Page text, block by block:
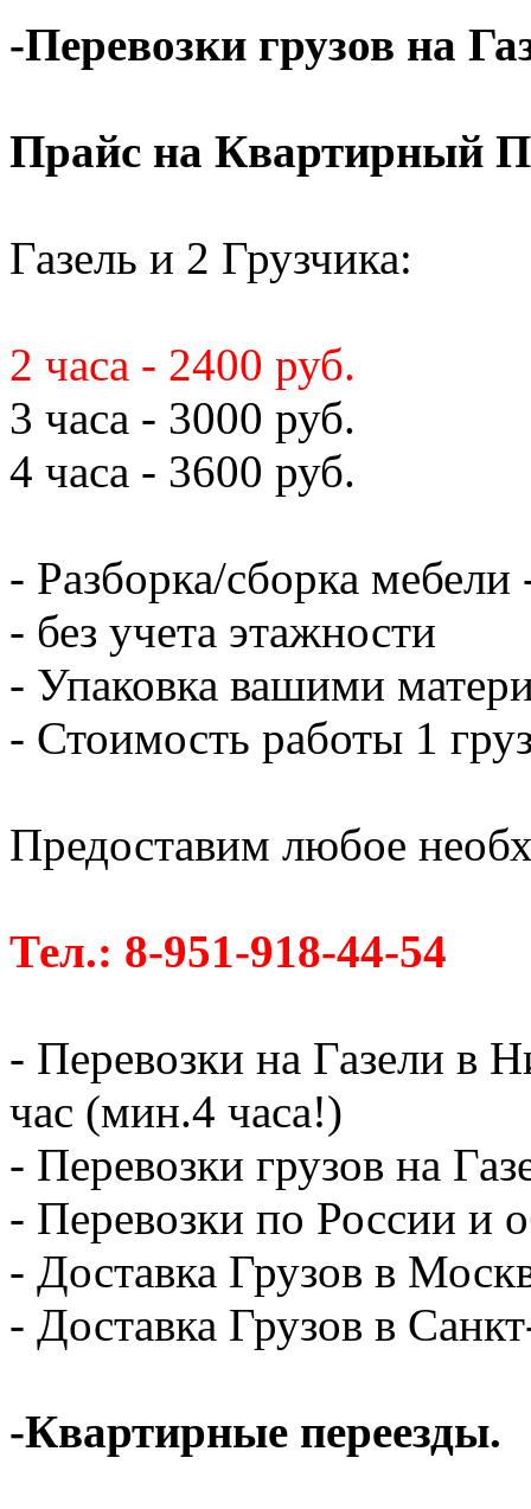
-Перевозки грузов на
Прайс на Квартирный
Газель и 2 Грузчика:
2 часа - 2400 руб.
3 часа - 3000 руб.
4 часа - 3600 руб.
- Разборка/сборка мебели
- без учета этажности
- Упаковка вашими
- Стоимость работы 1
Предоставим любое
Тел.: 8-951-918-44-54
- Перевозки на Газели в
час (мин.4 часа!)
- Перевозки грузов на
- Перевозки по России и
- Доставка Грузов в
- Доставка Грузов в
-Квартирные переезды.